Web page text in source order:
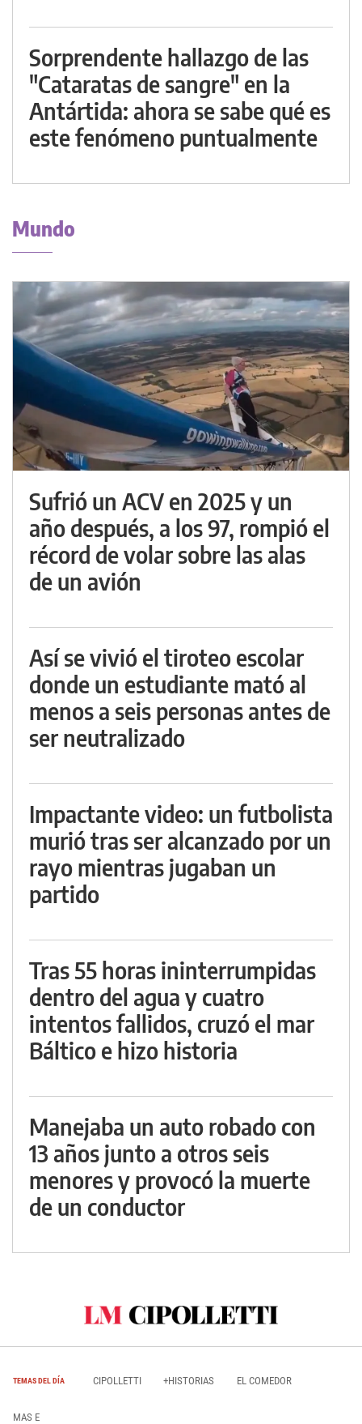
Sorprendente hallazgo de las
"Cataratas de sangre" en la
Antártida: ahora se sabe qué es
este fenómeno puntualmente
Mundo
Sufrió un ACV en 2025 y un
año después, a los 97, rompió el
récord de volar sobre las alas
de un avión
Así se vivió el tiroteo escolar
donde un estudiante mató al
menos a seis personas antes de
ser neutralizado
Impactante video: un futbolista
murió tras ser alcanzado por un
rayo mientras jugaban un
partido
Tras 55 horas ininterrumpidas
dentro del agua y cuatro
intentos fallidos, cruzó el mar
Báltico e hizo historia
Manejaba un auto robado con
13 años junto a otros seis
menores y provocó la muerte
de un conductor
TEMAS DEL DÍA CIPOLLETTI +HISTORIAS EL COMEDOR
MAS E